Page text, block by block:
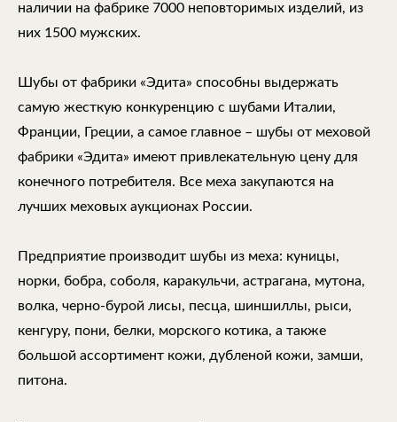
наличии на фабрике 7000 неповторимых изделий, из
них 1500 мужских.
Шубы от фабрики «Эдита» способны выдержать
самую жесткую конкуренцию с шубами Италии,
Франции, Греции, а самое главное – шубы от меховой
фабрики «Эдита» имеют привлекательную цену для
конечного потребителя. Все меха закупаются на
лучших меховых аукционах России.
Предприятие производит шубы из меха: куницы,
норки, бобра, соболя, каракульчи, астрагана, мутона,
волка, черно-бурой лисы, песца, шиншиллы, рыси,
кенгуру, пони, белки, морского котика, а также
большой ассортимент кожи, дубленой кожи, замши,
питона.